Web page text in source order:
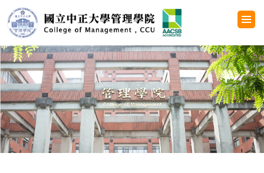
跳
到
主
要
內
容
區